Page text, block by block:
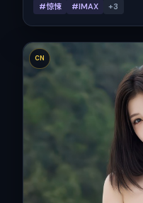
#惊悚 #IMAX +3
CN